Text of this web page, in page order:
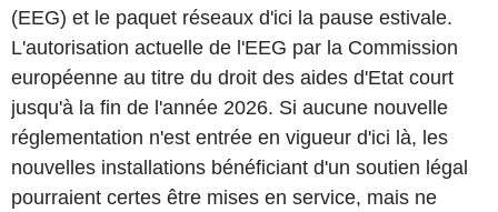
(EEG) et le paquet réseaux d'ici la pause estivale.
L'autorisation actuelle de l'EEG par la Commission
européenne au titre du droit des aides d'Etat court
jusqu'à la fin de l'année 2026. Si aucune nouvelle
réglementation n'est entrée en vigueur d'ici là, les
nouvelles installations bénéficiant d'un soutien légal
pourraient certes être mises en service, mais ne